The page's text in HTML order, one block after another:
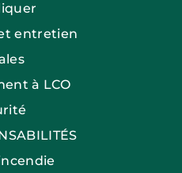
entretien
à LCO